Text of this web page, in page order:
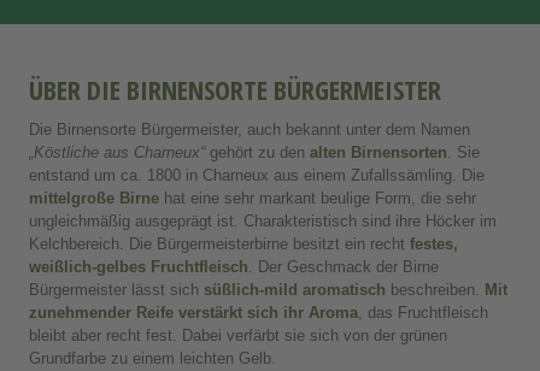
ÜBER DIE BIRNENSORTE BÜRGERMEISTER
Die Birnensorte Bürgermeister, auch bekannt unter dem Namen
„Köstliche aus Charneux“gehört zu den alten Birnensorten. Sie
entstand um ca. 1800 in Charneux aus einem Zufallssämling. Die
mittelgroße Birne hat eine sehr markant beulige Form, die sehr
ungleichmäßig ausgeprägt ist. Charakteristisch sind ihre Höcker im
Kelchbereich. Die Bürgermeisterbirne besitzt ein recht festes,
weißlich-gelbes Fruchtfleisch. Der Geschmack der Birne
Bürgermeister lässt sich süßlich-mild aromatisch beschreiben. Mit
zunehmender Reife verstärkt sich ihr Aroma, das Fruchtfleisch
bleibt aber recht fest. Dabei verfärbt sie sich von der grünen
Grundfarbe zu einem leichten Gelb.